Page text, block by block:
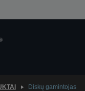
Diskų gamintojas